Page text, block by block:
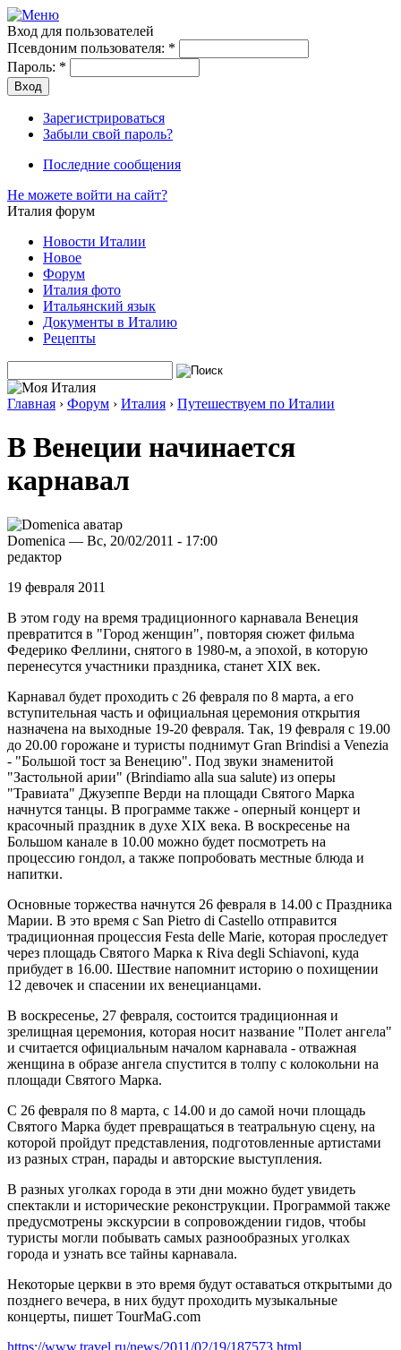
Вход для пользователей
Псевдоним пользователя: *
Пароль: *
Зарегистрироваться
Забыли свой пароль?
Последние сообщения
Не можете войти на сайт?
Италия форум
Новости Италии
Новое
Форум
Италия фото
Итальянский язык
Документы в Италию
Рецепты
Главная › Форум › Италия › Путешествуем по Италии
В Венеции начинается
карнавал
Domenica — Вс, 20/02/2011 - 17:00
редактор
19 февраля 2011
В этом году на время традиционного карнавала Венеция
превратится в "Город женщин", повторяя сюжет фильма
Федерико Феллини, снятого в 1980-м, а эпохой, в которую
перенесутся участники праздника, станет XIX век.
Карнавал будет проходить с 26 февраля по 8 марта, а его
вступительная часть и официальная церемония открытия
назначена на выходные 19-20 февраля. Так, 19 февраля с 19.00
до 20.00 горожане и туристы поднимут Gran Brindisi a Venezia
- "Большой тост за Венецию". Под звуки знаменитой
"Застольной арии" (Brindiamo alla sua salute) из оперы
"Травиата" Джузеппе Верди на площади Святого Марка
начнутся танцы. В программе также - оперный концерт и
красочный праздник в духе XIX века. В воскресенье на
Большом канале в 10.00 можно будет посмотреть на
процессию гондол, а также попробовать местные блюда и
напитки.
Основные торжества начнутся 26 февраля в 14.00 с Праздника
Марии. В это время с San Pietro di Castello отправится
традиционная процессия Festa delle Marie, которая проследует
через площадь Святого Марка к Riva degli Schiavoni, куда
прибудет в 16.00. Шествие напомнит историю о похищении
12 девочек и спасении их венецианцами.
В воскресенье, 27 февраля, состоится традиционная и
зрелищная церемония, которая носит название "Полет ангела"
и считается официальным началом карнавала - отважная
женщина в образе ангела спустится в толпу с колокольни на
площади Святого Марка.
С 26 февраля по 8 марта, с 14.00 и до самой ночи площадь
Святого Марка будет превращаться в театральную сцену, на
которой пройдут представления, подготовленные артистами
из разных стран, парады и авторские выступления.
В разных уголках города в эти дни можно будет увидеть
спектакли и исторические реконструкции. Программой также
предусмотрены экскурсии в сопровождении гидов, чтобы
туристы могли побывать самых разнообразных уголках
города и узнать все тайны карнавала.
Некоторые церкви в это время будут оставаться открытыми до
позднего вечера, в них будут проходить музыкальные
концерты, пишет TourMaG.com
https://www.travel.ru/news/2011/02/19/187573.html